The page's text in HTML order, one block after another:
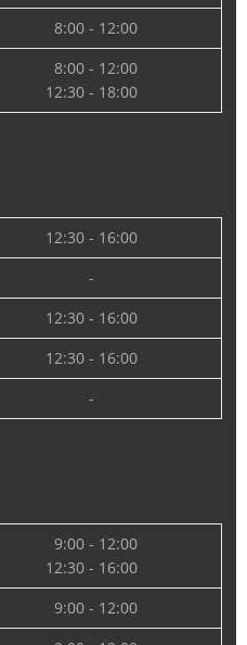
8:00 - 12:00
8:00 - 12:00
12:30 - 18:00
12:30 - 16:00
-
12:30 - 16:00
12:30 - 16:00
-
9:00 - 12:00
12:30 - 16:00
9:00 - 12:00